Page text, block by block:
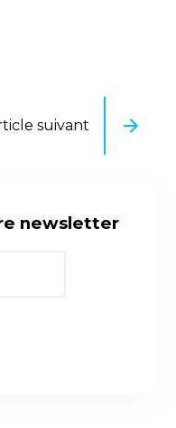
suivant
newsletter